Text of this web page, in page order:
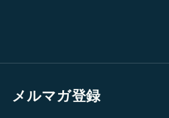
メルマガ登録